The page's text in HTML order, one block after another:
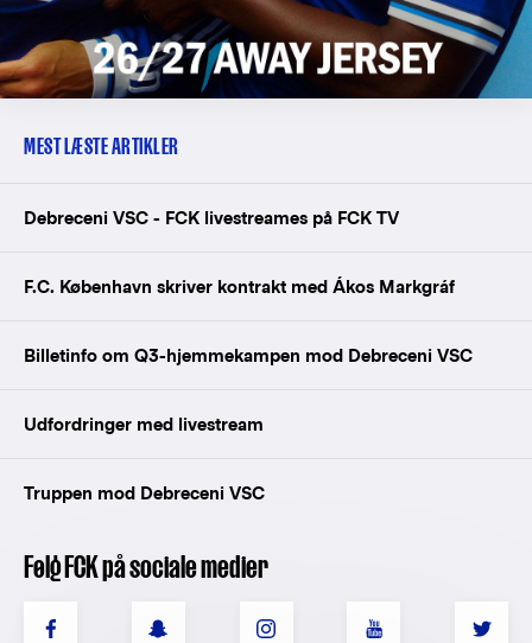
MEST LÆSTE ARTIKLER
Debreceni VSC - FCK livestreames på FCK TV
F.C. København skriver kontrakt med Ákos Markgráf
Billetinfo om Q3-hjemmekampen mod Debreceni VSC
Udfordringer med livestream
Truppen mod Debreceni VSC
Følg FCK på sociale medier